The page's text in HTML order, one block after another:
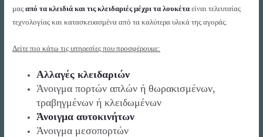
μαςαπό τα κλειδιά και τις κλειδαριές μέχρι τα λουκέταείναι τελευταίας
τεχνολογίας και κατασκευασμένα από τα καλύτερα υλικά της αγοράς.
Δείτε πιο κάτω τις υπηρεσίες που προσφέρουμε:
Αλλαγές κλειδαριών
Άνοιγμα πορτών απλών ή θωρακισμένων,
τραβηγμένων ή κλειδωμένων
Άνοιγμα αυτοκινήτων
Άνοιγμα μεσοπορτών